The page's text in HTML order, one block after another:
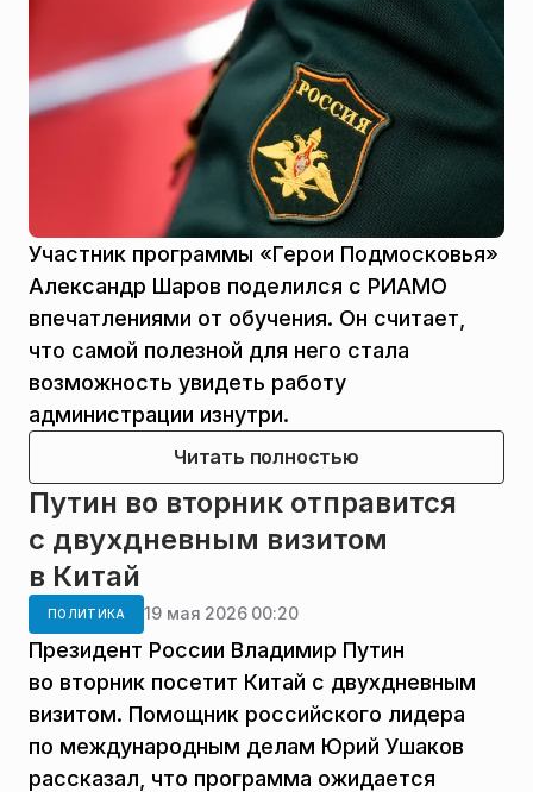
Участник программы «Герои Подмосковья»
Александр Шаров поделился с РИАМО
впечатлениями от обучения. Он считает,
что самой полезной для него стала
возможность увидеть работу
администрации изнутри.
Читать полностью
Путин во вторник отправится
с двухдневным визитом
в Китай
ПОЛИТИКА 19 мая 2026 00:20
Президент России Владимир Путин
во вторник посетит Китай с двухдневным
визитом. Помощник российского лидера
по международным делам Юрий Ушаков
рассказал, что программа ожидается